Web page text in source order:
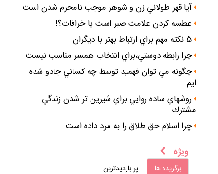
آيا قهر طولاني زن و شوهر موجب نامحرم شدن است
عطسه كردن علامت صبر است يا خرافات؟!
5 نكته مهم براي ارتباط بهتر با ديگران
چرا رابطه دوستي،براي انتخاب همسر مناسب نيست
چگونه مي توان فهميد توسط چه كساني جادو شده
ايم
روشهاي ساده روايي براي شيرين تر شدن زندگي
مشترك
چرا اسلام حق طلاق را به مرد داده است
ويژه
برگزيده ها پر بازديدترين